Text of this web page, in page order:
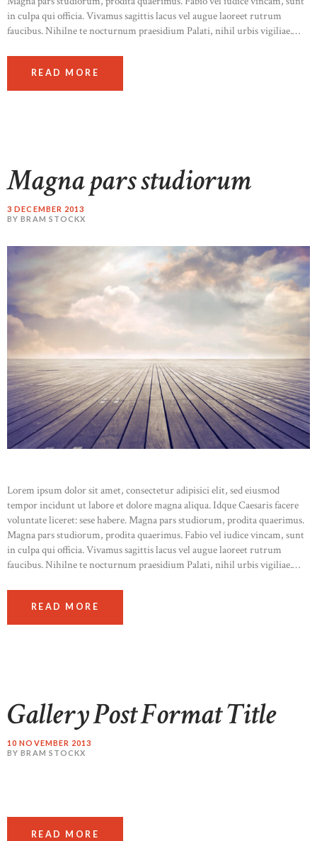
in culpa qui officia. Vivamus sagittis lacus vel augue laoreet rutrum
faucibus. Nihilne te nocturnum praesidium Palati, nihil urbis vigiliae.…
READ MORE
Magna pars studiorum
3 DECEMBER 2013
BY BRAM STOCKX
Lorem ipsum dolor sit amet, consectetur adipisici elit, sed eiusmod
tempor incidunt ut labore et dolore magna aliqua. Idque Caesaris facere
voluntate liceret: sese habere. Magna pars studiorum, prodita quaerimus.
Magna pars studiorum, prodita quaerimus. Fabio vel iudice vincam, sunt
in culpa qui officia. Vivamus sagittis lacus vel augue laoreet rutrum
faucibus. Nihilne te nocturnum praesidium Palati, nihil urbis vigiliae.…
READ MORE
Gallery Post Format Title
10 NOVEMBER 2013
BY BRAM STOCKX
READ MORE